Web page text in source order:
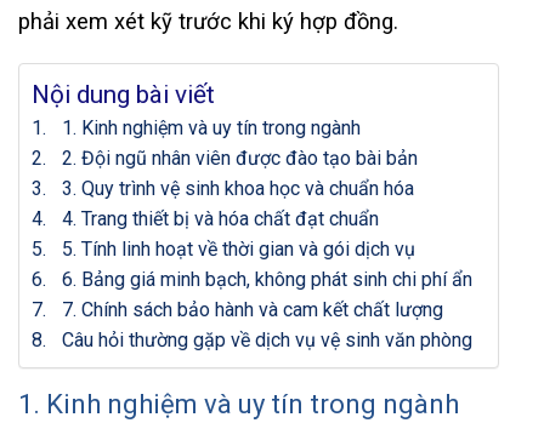
phải xem xét kỹ trước khi ký hợp đồng.
Nội dung bài viết
1. Kinh nghiệm và uy tín trong ngành
2. Đội ngũ nhân viên được đào tạo bài bản
3. Quy trình vệ sinh khoa học và chuẩn hóa
4. Trang thiết bị và hóa chất đạt chuẩn
5. Tính linh hoạt về thời gian và gói dịch vụ
6. Bảng giá minh bạch, không phát sinh chi phí ẩn
7. Chính sách bảo hành và cam kết chất lượng
Câu hỏi thường gặp về dịch vụ vệ sinh văn phòng
1. Kinh nghiệm và uy tín trong ngành